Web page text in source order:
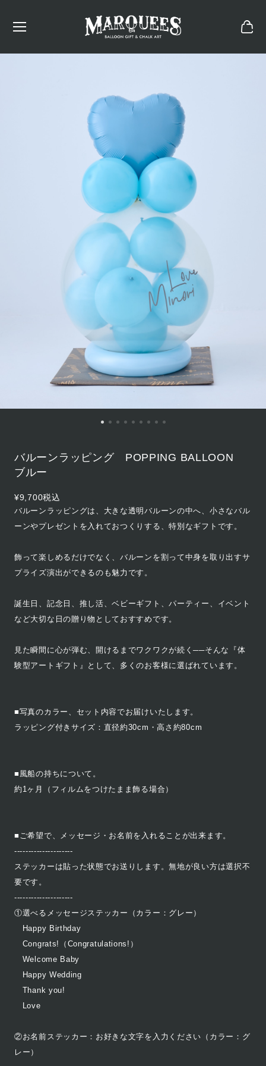
バルーンラッピング POPPING BALLOON
ブルー
¥9,700税込
バルーンラッピングは、大きな透明バルーンの中へ、小さなバル
ーンやプレゼントを入れておつくりする、特別なギフトです。
飾って楽しめるだけでなく、バルーンを割って中身を取り出すサ
プライズ演出ができるのも魅力です。
誕生日、記念日、推し活、ベビーギフト、パーティー、イベント
など大切な日の贈り物としておすすめです。
見た瞬間に心が弾む、開けるまでワクワクが続く──そんな『体
験型アートギフト』として、多くのお客様に選ばれています。
■写真のカラー、セット内容でお届けいたします。
ラッピング付きサイズ：直径約30cm・高さ約80cm
■風船の持ちについて。
約1ヶ月（フィルムをつけたまま飾る場合）
■ご希望で、メッセージ・お名前を入れることが出来ます。
---------------------
ステッカーは貼った状態でお送りします。無地が良い方は選択不
要です。
---------------------
①選べるメッセージステッカー（カラー：グレー）
Happy Birthday
Congrats!（Congratulations!）
Welcome Baby
Happy Wedding
Thank you!
Love
②お名前ステッカー：お好きな文字を入力ください（カラー：グ
レー）